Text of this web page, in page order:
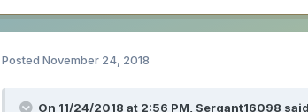
Posted November 24, 2018
On 11/24/2018 at 2:56 PM, Sergant16098